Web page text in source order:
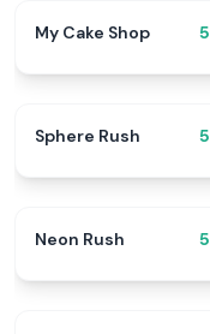
My Cake Shop 5
Sphere Rush 5
Neon Rush 5